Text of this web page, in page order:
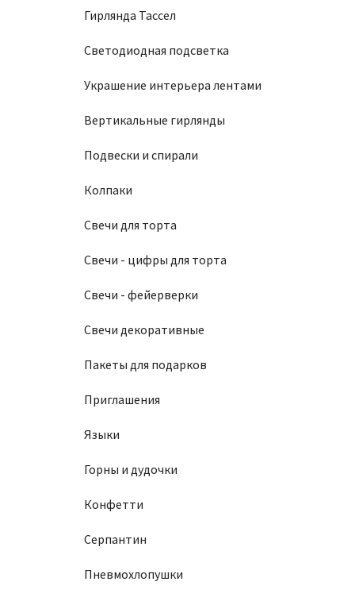
Гирлянда Тассел
Светодиодная подсветка
Украшение интерьера лентами
Вертикальные гирлянды
Подвески и спирали
Колпаки
Свечи для торта
Свечи - цифры для торта
Свечи - фейерверки
Свечи декоративные
Пакеты для подарков
Приглашения
Языки
Горны и дудочки
Конфетти
Серпантин
Пневмохлопушки